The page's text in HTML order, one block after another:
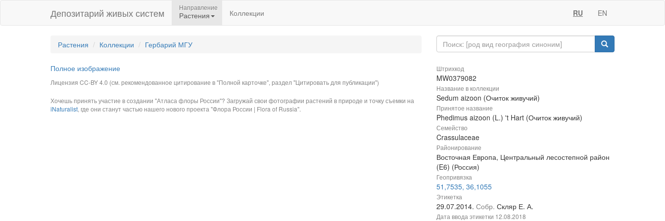
Депозитарий живых систем Направление
Растения Коллекции RU EN
Растения Коллекции Гербарий МГУ
Полное изображение
Лицензия CC-BY 4.0 (см. рекомендованное цитирование в "Полной карточке", раздел "Цитировать для публикации")
Хочешь принять участие в создании "Атласа флоры России"? Загружай свои фотографии растений в природе и точку съемки на
iNaturalist, где они станут частью нашего нового проекта "Флора России | Flora of Russia".
Штрихкод
MW0379082
Название в коллекции
Sedum aizoon (Очиток живучий)
Принятое название
Phedimus aizoon (L.) 't Hart (Очиток живучий)
Семейство
Crassulaceae
Районирование
Восточная Европа, Центральный лесостепной район
(E6) (Россия)
Геопривязка
51,7535, 36,1055
Этикетка
29.07.2014. Собр. Скляр Е. А.
Дата ввода этикетки 12.08.2018